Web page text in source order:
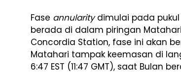
Fase annularitydimulai pada pukul
berada di dalam piringan
Concordia Station, fase ini akan
Matahari tampak keemasan di
6:47 EST (11:47 GMT), saat Bulan